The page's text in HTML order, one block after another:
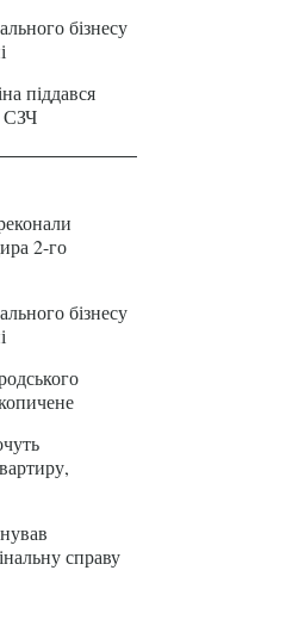
бізнесу
піддався
СЗЧ
2-го
бізнесу
справу